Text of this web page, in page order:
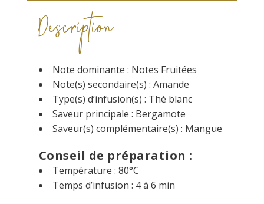
Description
Note dominante : Notes Fruitées
Note(s) secondaire(s) : Amande
Type(s) d’infusion(s) : Thé blanc
Saveur principale : Bergamote
Saveur(s) complémentaire(s) : Mangue
Conseil de préparation :
Température : 80°C
Temps d’infusion : 4 à 6 min